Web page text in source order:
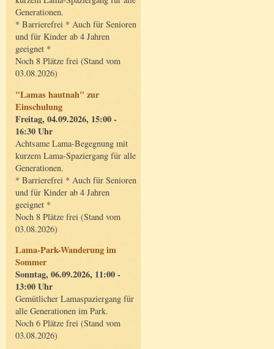
Generationen.
* Barrierefrei * Auch für Senioren
und für Kinder ab 4 Jahren
geeignet *
Noch 8 Plätze frei (Stand vom
03.08.2026)
"Lamas hautnah" zur
Einschulung
Freitag, 04.09.2026, 15:00 -
16:30 Uhr
Achtsame Lama-Begegnung mit
kurzem Lama-Spaziergang für alle
Generationen.
* Barrierefrei * Auch für Senioren
und für Kinder ab 4 Jahren
geeignet *
Noch 8 Plätze frei (Stand vom
03.08.2026)
Lama-Park-Wanderung im
Sommer
Sonntag, 06.09.2026, 11:00 -
13:00 Uhr
Gemütlicher Lamaspaziergang für
alle Generationen im Park.
Noch 6 Plätze frei (Stand vom
03.08.2026)